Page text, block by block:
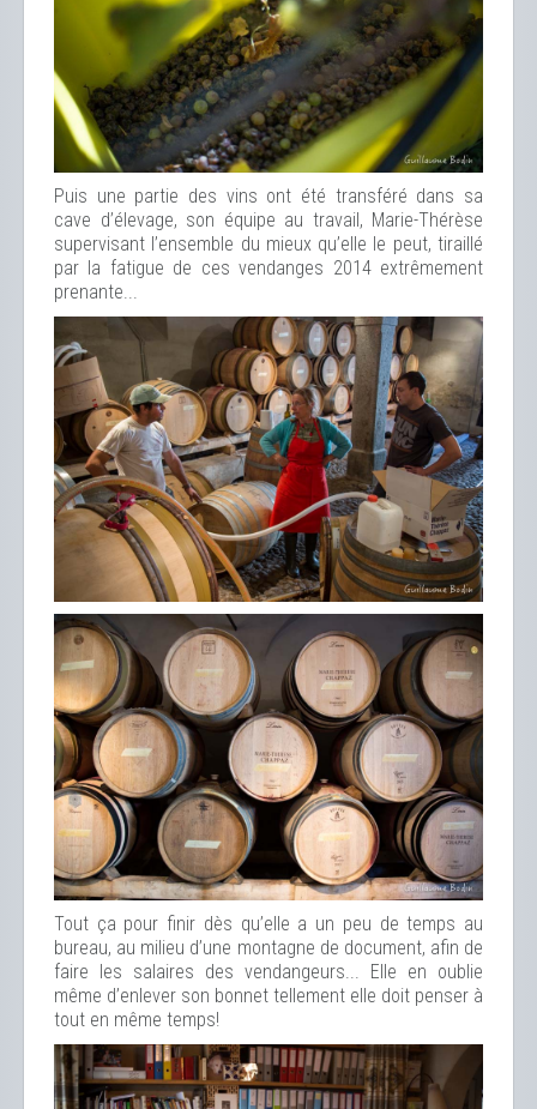
Puis une partie des vins ont été transféré dans sa
cave d’élevage, son équipe au travail, Marie-Thérèse
supervisant l’ensemble du mieux qu’elle le peut, tiraillé
par la fatigue de ces vendanges 2014 extrêmement
prenante...
Tout ça pour finir dès qu’elle a un peu de temps au
bureau, au milieu d’une montagne de document, afin de
faire les salaires des vendangeurs... Elle en oublie
même d’enlever son bonnet tellement elle doit penser à
tout en même temps!